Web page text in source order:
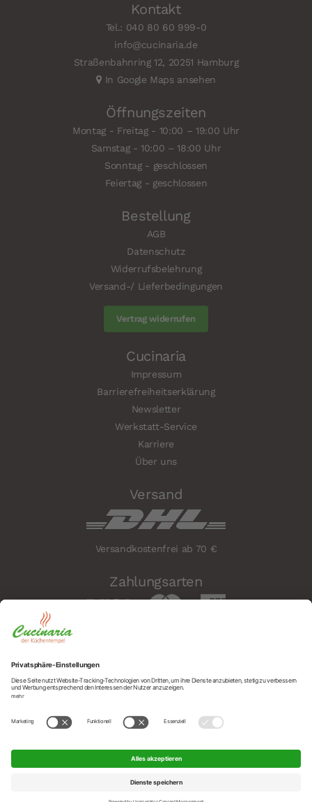
Kontakt
Tel.: 040 80 60 999-0
info@cucinaria.de
Straßenbahnring 12, 20251 Hamburg
In Google Maps ansehen
Öffnungszeiten
Montag - Freitag - 10:00 – 19:00 Uhr
Samstag - 10:00 – 18:00 Uhr
Sonntag - geschlossen
Feiertag - geschlossen
Bestellung
AGB
Datenschutz
Widerrufsbelehrung
Versand-/ Lieferbedingungen
Vertrag widerrufen
Cucinaria
Impressum
Barrierefreiheitserklärung
Newsletter
Werkstatt-Service
Karriere
Über uns
Versand
Versandkostenfrei ab 70 €
Zahlungsarten
Sicherheit
Social